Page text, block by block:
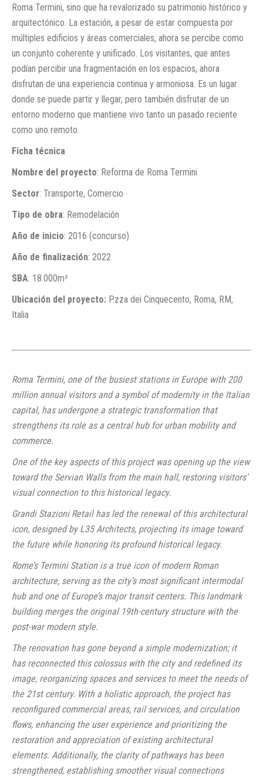
Roma Termini, sino que ha revalorizado su patrimonio histórico y
arquitectónico. La estación, a pesar de estar compuesta por
múltiples edificios y áreas comerciales, ahora se percibe como
un conjunto coherente y unificado. Los visitantes, que antes
podían percibir una fragmentación en los espacios, ahora
disfrutan de una experiencia continua y armoniosa. Es un lugar
donde se puede partir y llegar, pero también disfrutar de un
entorno moderno que mantiene vivo tanto un pasado reciente
como uno remoto.
Ficha técnica
Nombre del proyecto: Reforma de Roma Termini
Sector: Transporte, Comercio
Tipo de obra: Remodelación
Año de inicio: 2016 (concurso)
Año de finalización: 2022
SBA: 18.000m²
Ubicación del proyecto: P.zza dei Cinquecento, Roma, RM,
Italia
Roma Termini, one of the busiest stations in Europe with 200
million annual visitors and a symbol of modernity in the Italian
capital, has undergone a strategic transformation that
strengthens its role as a central hub for urban mobility and
commerce.
One of the key aspects of this project was opening up the view
toward the Servian Walls from the main hall, restoring visitors’
visual connection to this historical legacy.
Grandi Stazioni Retail has led the renewal of this architectural
icon, designed by L35 Architects, projecting its image toward
the future while honoring its profound historical legacy.
Rome’s Termini Station is a true icon of modern Roman
architecture, serving as the city’s most significant intermodal
hub and one of Europe’s major transit centers. This landmark
building merges the original 19th-century structure with the
post-war modern style.
The renovation has gone beyond a simple modernization; it
has reconnected this colossus with the city and redefined its
image, reorganizing spaces and services to meet the needs of
the 21st century. With a holistic approach, the project has
reconfigured commercial areas, rail services, and circulation
flows, enhancing the user experience and prioritizing the
restoration and appreciation of existing architectural
elements. Additionally, the clarity of pathways has been
strengthened, establishing smoother visual connections